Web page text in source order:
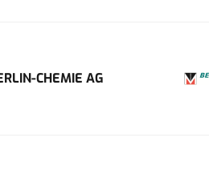
CHEMIE AG